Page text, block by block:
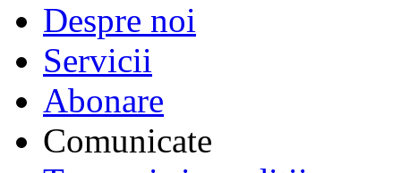
Despre noi
Servicii
Abonare
Comunicate